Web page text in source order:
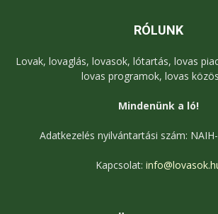
RÓLUNK
Lovak, lovaglás, lovasok, lótartás, lovas
lovas programok, lovas
Mindenünk a ló!
Adatkezelés nyilvántartási szám:
Kapcsolat: